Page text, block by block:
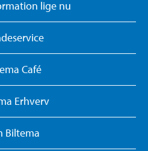
lige nu
Café
Erhverv
Biltema